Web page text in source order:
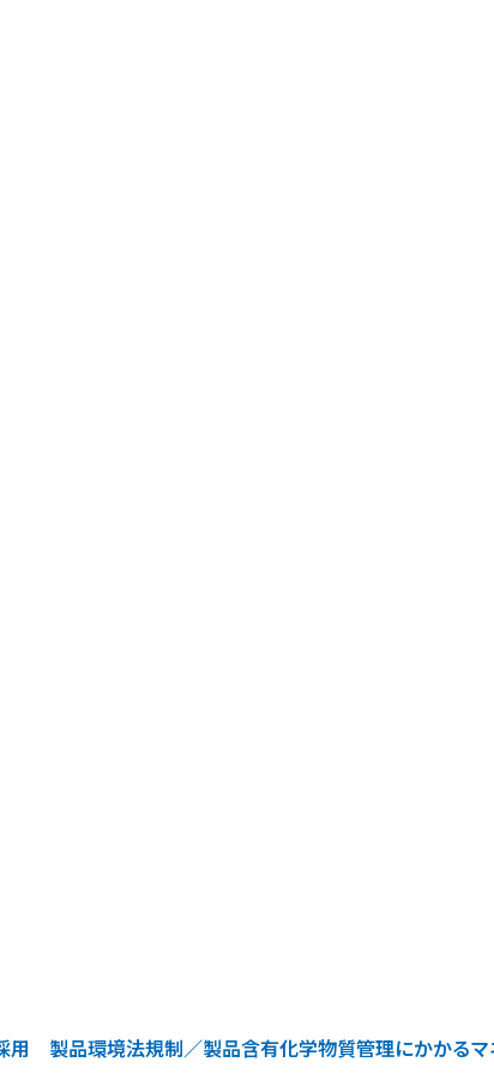
製品環境法規制／製品含有化学物質管理にかかる